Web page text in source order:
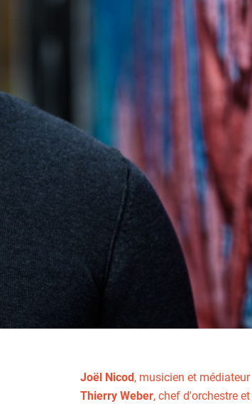
Joël Nicod , musicien et médiateur
Thierry Weber, chef d'orchestre